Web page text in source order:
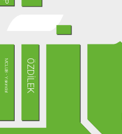
MCLUB - Yakında! ÖZDİLEK